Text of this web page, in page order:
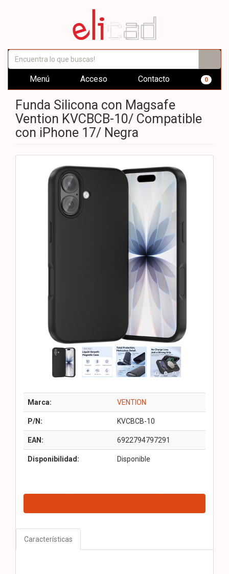
Menú Acceso Contacto 0
Funda Silicona con Magsafe
Vention KVCBCB-10/ Compatible
con iPhone 17/ Negra
Marca: VENTION
P/N: KVCBCB-10
EAN: 6922794797291
Disponibilidad: Disponible
Características